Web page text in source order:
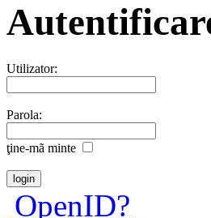
Utilizator:
Parola:
ţine-mã minte
OpenID?